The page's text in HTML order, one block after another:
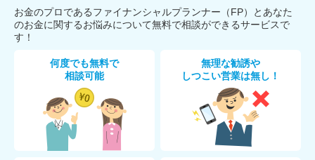
お金のプロであるファイナンシャルプランナー（FP）とあなた
のお金に関するお悩みについて無料で相談ができるサービスで
す！
何度でも無料で
相談可能
無理な勧誘や
しつこい営業は無し！